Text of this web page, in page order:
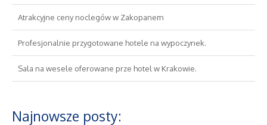
Wykończenia
Projektowanie
Remonty, Elektryk, Hydraulik
Atrakcyjne ceny noclegów w Zakopanem
Profesjonalnie przygotowane hotele na wypoczynek.
Sala na wesele oferowane prze hotel w Krakowie.
Najnowsze posty: